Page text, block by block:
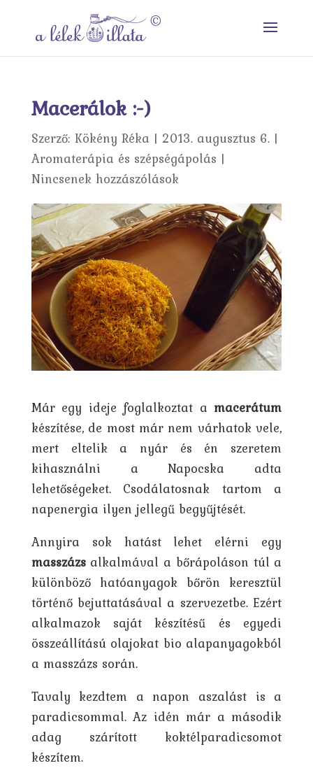
Macerálok :-)
Szerző: Kökény Réka | 2013. augusztus 6.|
Aromaterápia és szépségápolás |
Nincsenek hozzászólások
Már egy ideje foglalkoztat amacerátum
készítése, de most már nem várhatok vele,
mert eltelik a nyár és én szeretem
kihasználni a Napocska adta
lehetőségeket. Csodálatosnak tartom a
napenergia ilyen jellegű begyűjtését.
Annyira sok hatást lehet elérni egy
masszázsalkalmával a bőrápoláson túl a
különböző hatóanyagok bőrön keresztül
történő bejuttatásával a szervezetbe. Ezért
alkalmazok saját készítésű és egyedi
összeállítású olajokat bio alapanyagokból
a masszázs során.
Tavaly kezdtem a napon aszalást is a
paradicsommal. Az idén már a második
adag szárított koktélparadicsomot
készítem.